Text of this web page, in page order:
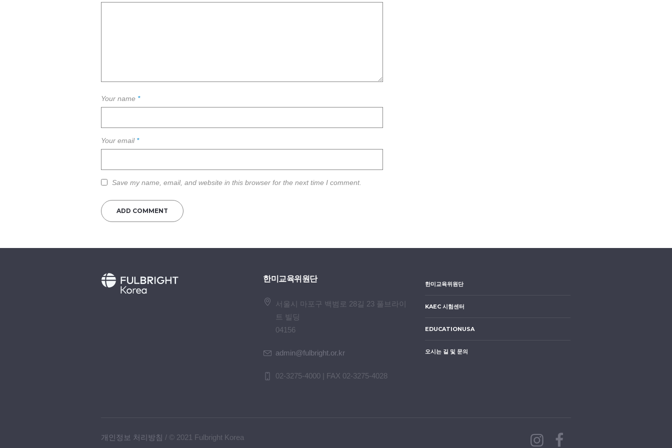
Your name *
Your email *
Save my name, email, and website in this browser for the next time I comment.
한미교육위원단
서울시 마포구 백범로 28길 23 풀브라이
트 빌딩
04156
admin@fulbright.or.kr
02-3275-4000 | FAX 02-3275-4028
한미교육위원단
KAEC 시험센터
EDUCATIONUSA
오시는 길 및 문의
개인정보 처리방침 / © 2021 Fulbright Korea